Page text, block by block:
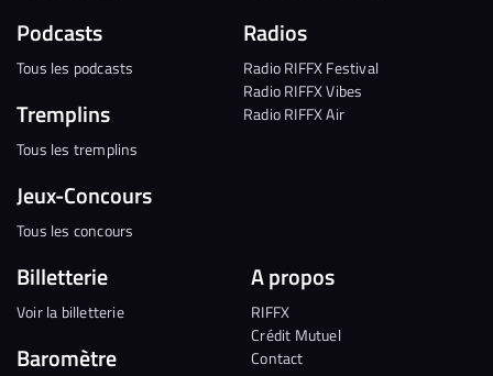
Podcasts
Tous les podcasts
Tremplins
Tous les tremplins
Jeux-Concours
Tous les concours
Radios
Radio RIFFX Festival
Radio RIFFX Vibes
Radio RIFFX Air
Billetterie
Voir la billetterie
Baromètre
A propos
RIFFX
Crédit Mutuel
Contact